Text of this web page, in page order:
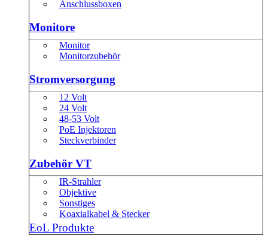
Anschlussboxen
Monitore
Monitor
Monitorzubehör
Stromversorgung
12 Volt
24 Volt
48-53 Volt
PoE Injektoren
Steckverbinder
Zubehör VT
IR-Strahler
Objektive
Sonstiges
Koaxialkabel & Stecker
EoL Produkte